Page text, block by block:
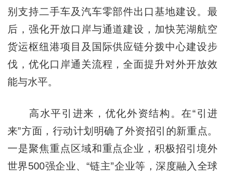
别支持二手车及汽车零部件出口基地建设。最
后，强化开放口岸与通道建设，加快芜湖航空
货运枢纽港项目及国际供应链分拨中心建设步
伐，优化口岸通关流程，全面提升对外开放效
能与水平。
高水平引进来，优化外资结构。在“引进
来”方面，行动计划明确了外资招引的新重点。
一是聚焦重点区域和重点企业，积极招引境外
世界500强企业、“链主”企业等，深度融入全球